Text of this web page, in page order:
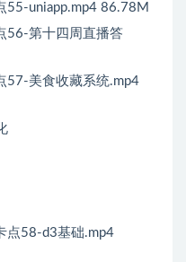
55-uniapp.mp4 86.78M
56-第十四周直播答
57-美食收藏系统.mp4
点58-d3基础.mp4